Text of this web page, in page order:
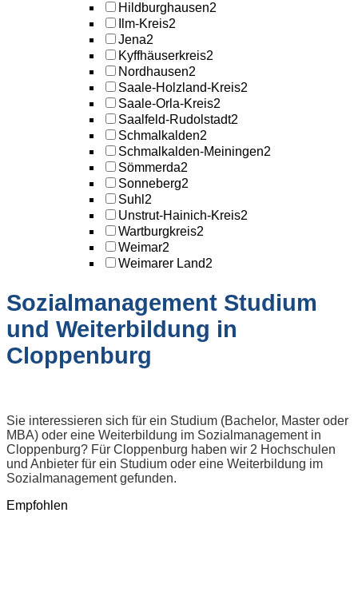
Hildburghausen2
Ilm-Kreis2
Jena2
Kyffhäuserkreis2
Nordhausen2
Saale-Holzland-Kreis2
Saale-Orla-Kreis2
Saalfeld-Rudolstadt2
Schmalkalden2
Schmalkalden-Meiningen2
Sömmerda2
Sonneberg2
Suhl 2
Unstrut-Hainich-Kreis2
Wartburgkreis2
Weimar2
Weimarer Land2
Sozialmanagement Studium
und Weiterbildung in
Cloppenburg
Sie interessieren sich für ein Studium (Bachelor, Master oder
MBA) oder eine Weiterbildung im Sozialmanagement in
Cloppenburg? Für Cloppenburg haben wir 2 Hochschulen
und Anbieter für ein Studium oder eine Weiterbildung im
Sozialmanagement gefunden.
Empfohlen